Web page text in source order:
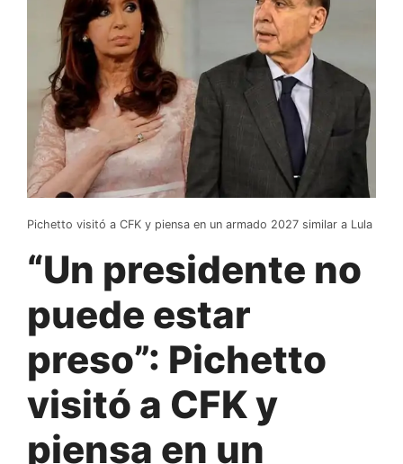
Pichetto visitó a CFK y piensa en un armado 2027 similar a Lula
“Un presidente no
puede estar
preso”: Pichetto
visitó a CFK y
piensa en un